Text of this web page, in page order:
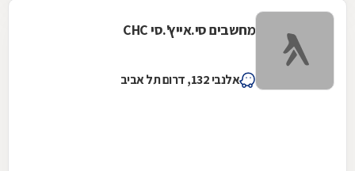
מחשבים סי.אייץ'.סי CHC
אלנבי 132, דרום תל אביב